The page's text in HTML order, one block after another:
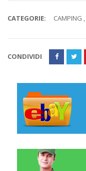
CATEGORIE: CAMPING ,
CONDIVIDI